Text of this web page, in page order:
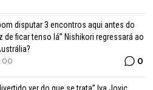
disputar 3 encontros aqui antes do
de ficar tenso lá” Nishikori regressará ao
0